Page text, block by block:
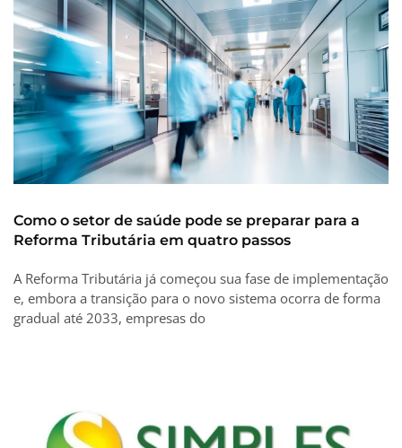
Como o setor de saúde pode se preparar para a
Reforma Tributária em quatro passos
A Reforma Tributária já começou sua fase de implementação
e, embora a transição para o novo sistema ocorra de forma
gradual até 2033, empresas do